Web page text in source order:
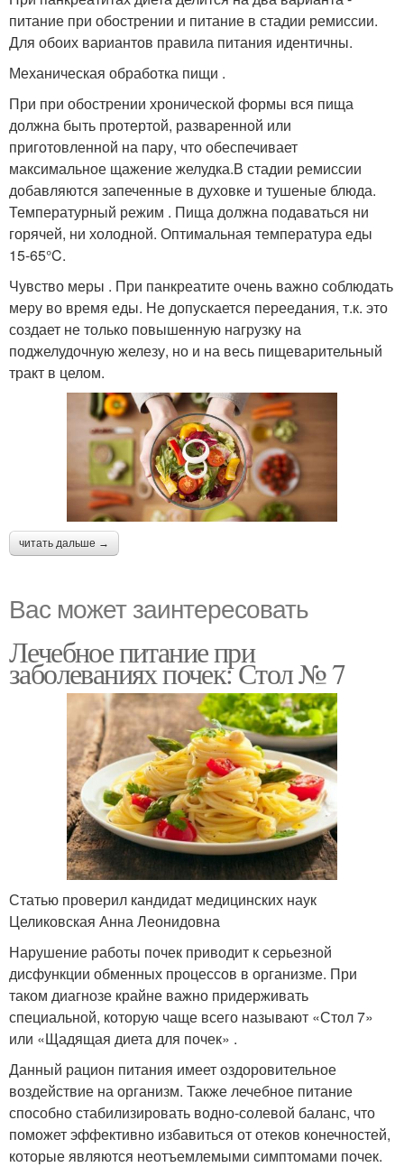
питание при обострении и питание в стадии ремиссии.
Для обоих вариантов правила питания идентичны.
Механическая обработка пищи .
При при обострении хронической формы вся пища
должна быть протертой, разваренной или
приготовленной на пару, что обеспечивает
максимальное щажение желудка.В стадии ремиссии
добавляются запеченные в духовке и тушеные блюда.
Температурный режим . Пища должна подаваться ни
горячей, ни холодной. Оптимальная температура еды
15-65°C.
Чувство меры . При панкреатите очень важно соблюдать
меру во время еды. Не допускается переедания, т.к. это
создает не только повышенную нагрузку на
поджелудочную железу, но и на весь пищеварительный
тракт в целом.
читать дальше →
Вас может заинтересовать
Лечебное питание при
заболеваниях почек: Стол № 7
Статью проверил кандидат медицинских наук
Целиковская Анна Леонидовна
Нарушение работы почек приводит к серьезной
дисфункции обменных процессов в организме. При
таком диагнозе крайне важно придерживать
специальной, которую чаще всего называют «Стол 7»
или «Щадящая диета для почек» .
Данный рацион питания имеет оздоровительное
воздействие на организм. Также лечебное питание
способно стабилизировать водно-солевой баланс, что
поможет эффективно избавиться от отеков конечностей,
которые являются неотъемлемыми симптомами почек.